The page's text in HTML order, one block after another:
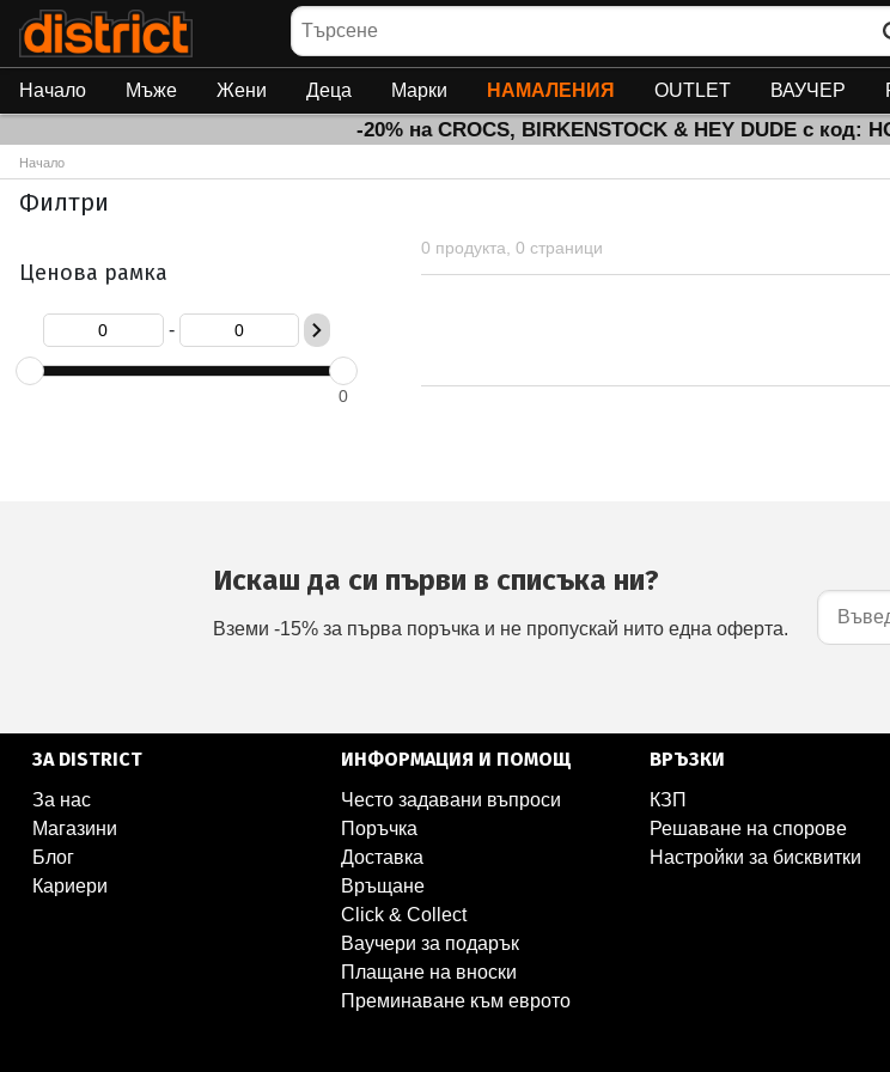
Търсене
Начало Мъже Жени Деца Марки НАМАЛЕНИЯ OUTLET ВАУЧЕР
-20% на CROCS, BIRKENSTOCK & HEY DUDE с код:
Начало
Филтри
Ценова рамка
-
0
0 продукта, 0 страници
Искаш да си първи в списъка ни?
Вземи -15% за първа поръчка и не пропускай нито една оферта.
ЗА DISTRICT
За нас
Магазини
Блог
Кариери
ИНФОРМАЦИЯ И ПОМОЩ
Често задавани въпроси
Поръчка
Доставка
Връщане
Click & Collect
Ваучери за подарък
Плащане на вноски
Преминаване към еврото
ВРЪЗКИ
КЗП
Решаване на спорове
Настройки за бисквитки